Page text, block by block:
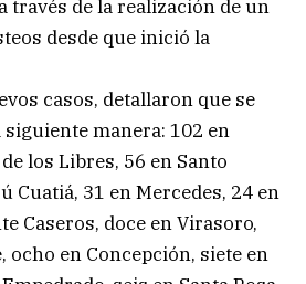
través de la realización de un
desde que inició la
casos, detallaron que se
manera: 102 en
los Libres, 56 en Santo
Cuatiá, 31 en Mercedes, 24 en
Caseros, doce en Virasoro,
ocho en Concepción, siete en